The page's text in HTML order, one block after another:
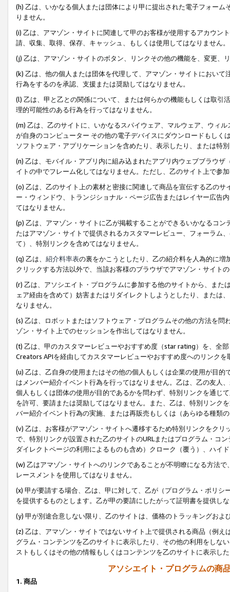
(h) 乙は、いかなる個人または団体により甲に提出された電子フォー
りません。
(i) 乙は、アマゾン・サイトに関連して甲のお客様が使用するアカウン
請、収集、取得、保存、キャッシュ、もしくは使用してはなりません。
(j) 乙は、アマゾン・サイトのボタン、リンクその他の機能を、変更、
(k) 乙は、他の個人または団体を代理して、アマゾン・サイトにおい
行為をするのを承認、支援または奨励してはなりません。
(l) 乙は、甲と乙との関係について、または何らかの機能もしくは取
理的可能性のある行為を行ってはなりません。
(m) 乙は、乙のサイトに、いかなるスパイウェア、マルウェア、ウィ
が自身のコンピューター その他の電子デバイスにダウンロードもし
ソフトウェア・アプリケーションを含めたり、表示したり、または特
(n) 乙は、モバイル・アプリ内に組み込まれたアプリ内ウェブブラウ
イトの中でフレーム化してはなりません。ただし、乙のサイト上で参
(o) 乙は、乙のサイト上の素材と密接に関連して商品を宣伝する乙の
ー・ウィンドウ、トランジショナル・ページ広告またはレイヤー広告
てはなりません。
(p) 乙は、アマゾン・サイトに乙が掲載することができるいかなるコ
たはアマゾン・サイトで提供されるカスタマーレビュー、フォーラム
て）、特別リンクを含めてはなりません。
(q) 乙は、 紹介料率表の裏をかこうとしたり、乙の紹介料を人為的に
クリックする方法以外で、当該お客様のブラウザでアマゾン・サイト
(r) 乙は、アソシエイト・プログラムに参加する他のサイトから、ま
ェア経由を含めて）妨害またはリダイレクトしようとしたり、または
なりません。
(s) 乙は、ロボットまたはソフトウェア・プログラムその他の方法を
ゾン・サイト上でのセッションを作出してはなりません。
(t) 乙は、甲のカスタマーレビューやおすすめ度（star rating）を、全
Creators APIを経由してカスタマーレビューやおすすめ度へのリンクを
(u) 乙は、乙自身の使用またはその他の個人もしくは企業の使用が目
はメンバー紹介イベント行為を行ってはなりません。乙は、乙の友人
個人もしくは団体の使用が目的であるかを問わず、特別リンクを通じ
を許可、要請または奨励してはなりません。また、乙は、特別リンク
バー紹介イベント行為の実施、または再販売もしくは（あらゆる種類
(v) 乙は、お客様がアマゾン・サイトへ遷移するため特別リンクをク
で、特別リンクが設置された乙のサイトのURLまたはプログラム・コ
ダイレクトページの利用によるものも含め）クローク（覆う）、ハイ
(w) 乙はアマゾン・サイトへのリンクであることが不明瞭になる方法
レースメントを使用してはなりません。
(x) 甲が要請する場合、乙は、甲に対して、乙が（プログラム・ポリ
を提供するものとします。乙が甲の要請にしたがって証明書を提供し
(y) 甲が別途合意しない限り、乙のサイトは、価格のトラッキングお
(z) 乙は、アマゾン・サイトではないサイト上で提供される商品（例
グラム・コンテンツを乙のサイトに表示したり、その他の利用をしな
ストもしくはその他の情報もしくはコンテンツを乙のサイトに表示し
アソシエイト・プログラムの商
1. 商品